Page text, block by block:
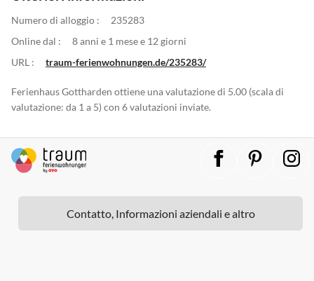
Numero di alloggio :
235283
Online dal :
8 anni e 1 mese e 12 giorni
URL :
traum-ferienwohnungen.de/235283/
Ferienhaus Gottharden ottiene una valutazione di 5.00 (scala di
valutazione: da 1 a 5) con 6 valutazioni inviate.
Contatto, Informazioni aziendali e altro